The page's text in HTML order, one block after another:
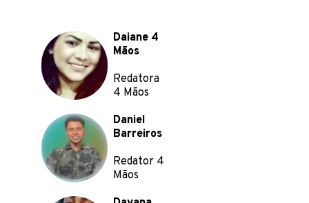
Daiane 4
Mãos
Redatora
4 Mãos
Daniel
Barreiros
Redator 4
Mãos